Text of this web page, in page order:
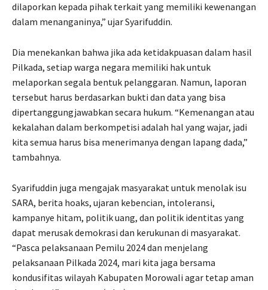
dilaporkan kepada pihak terkait yang memiliki kewenangan
dalam menanganinya,” ujar Syarifuddin.
Dia menekankan bahwa jika ada ketidakpuasan dalam hasil
Pilkada, setiap warga negara memiliki hak untuk
melaporkan segala bentuk pelanggaran. Namun, laporan
tersebut harus berdasarkan bukti dan data yang bisa
dipertanggungjawabkan secara hukum. “Kemenangan atau
kekalahan dalam berkompetisi adalah hal yang wajar, jadi
kita semua harus bisa menerimanya dengan lapang dada,”
tambahnya.
Syarifuddin juga mengajak masyarakat untuk menolak isu
SARA, berita hoaks, ujaran kebencian, intoleransi,
kampanye hitam, politik uang, dan politik identitas yang
dapat merusak demokrasi dan kerukunan di masyarakat.
“Pasca pelaksanaan Pemilu 2024 dan menjelang
pelaksanaan Pilkada 2024, mari kita jaga bersama
kondusifitas wilayah Kabupaten Morowali agar tetap aman